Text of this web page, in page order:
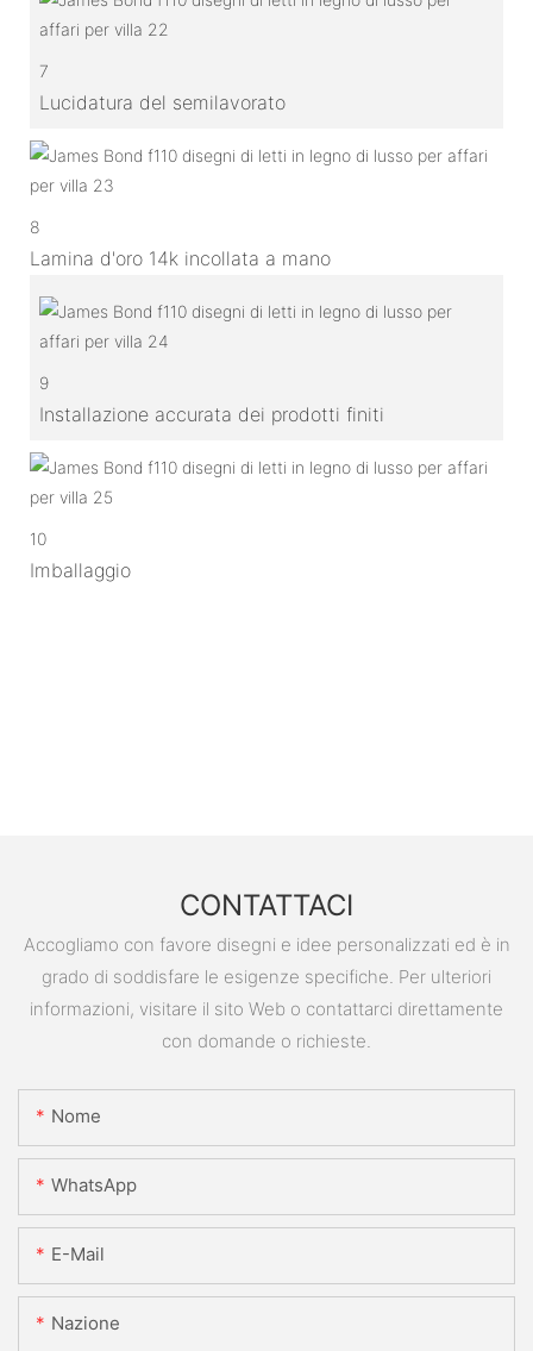
7
Lucidatura del semilavorato
8
Lamina d'oro 14k incollata a mano
9
Installazione accurata dei prodotti finiti
10
Imballaggio
CONTATTACI
Accogliamo con favore disegni e idee personalizzati ed è in
grado di soddisfare le esigenze specifiche. Per ulteriori
informazioni, visitare il sito Web o contattarci direttamente
con domande o richieste.
Nome
WhatsApp
E-Mail
Nazione